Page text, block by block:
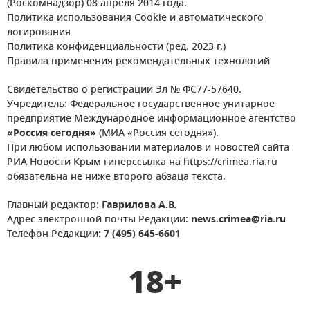
(Роскомнадзор) 08 апреля 2014 года.
Политика использования Cookie и автоматического
логирования
Политика конфиденциальности (ред. 2023 г.)
Правила применения рекомендательных технологий
Свидетельство о регистрации Эл № ФС77-57640.
Учредитель: Федеральное государственное унитарное
предприятие Международное информационное агентство
«Россия сегодня» (МИА «Россия сегодня»).
При любом использовании материалов и новостей сайта
РИА Новости Крым гиперссылка на https://crimea.ria.ru
обязательна не ниже второго абзаца текста.
Главный редактор: Гаврилова А.В.
Адрес электронной почты Редакции: news.crimea@ria.ru
Телефон Редакции: 7 (495) 645-6601
18+